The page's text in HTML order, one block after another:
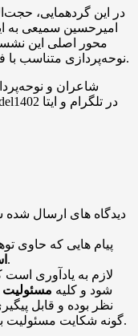
در این گردهمایی،
امیرحسین سمیعی به
محور اصلی این
نوحه‌پردازی متناسب با فضای معنوی ماه مبارک رمضان خواهد بود.
شاعران و
@Khoshdel1402 در تلگرام و ایتا
دیدگاه های ارسال
پیام هایی که حاوی
باشد منتشر نخواهد شد.
لازم به یادآوری
شود و کلیه
نظر بوده و قابل
گونه شکایت مسئولیت بر عهده شخص نظر دهنده خواهد بود.